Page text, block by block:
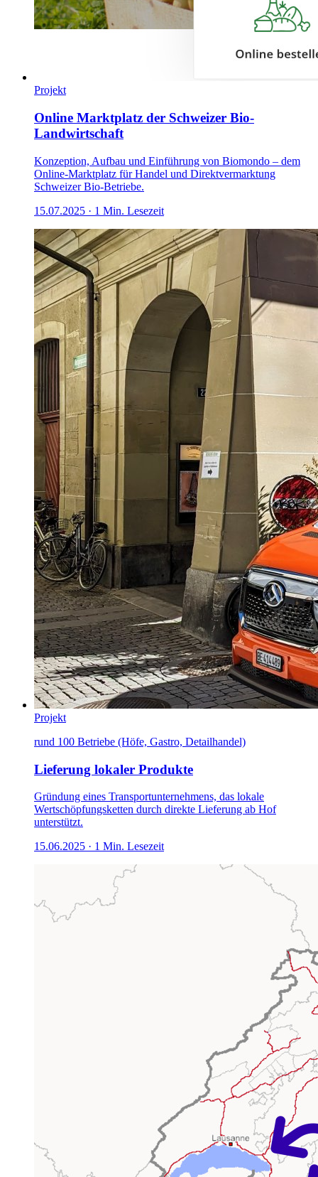
Projekt
Online Marktplatz der Schweizer Bio-
Landwirtschaft
Konzeption, Aufbau und Einführung von Biomondo – dem
Online-Marktplatz für Handel und Direktvermarktung
Schweizer Bio-Betriebe.
15.07.2025 · 1 Min. Lesezeit
Projekt
rund 100 Betriebe (Höfe, Gastro, Detailhandel)
Lieferung lokaler Produkte
Gründung eines Transportunternehmens, das lokale
Wertschöpfungsketten durch direkte Lieferung ab Hof
unterstützt.
15.06.2025 · 1 Min. Lesezeit